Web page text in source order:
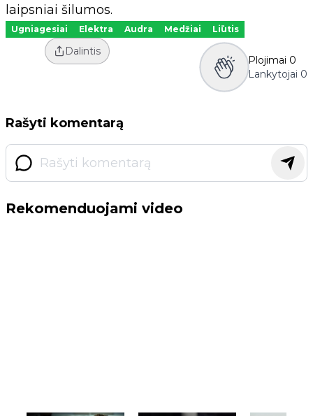
laipsniai šilumos.
Ugniagesiai Elektra Audra Medžiai Liūtis
Dalintis
Plojimai 0
Lankytojai 0
Rašyti komentarą
Rekomenduojami video